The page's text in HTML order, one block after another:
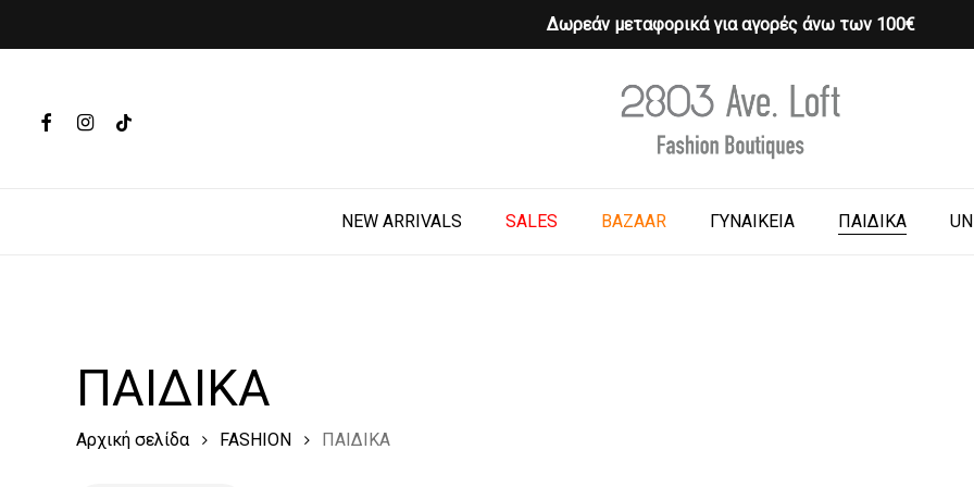
Δωρεάν μεταφορικά για αγορές άνω των 100€
Hit enter to search or ESC to close
FACEBOOKINSTAGRAM
TIKTOK
NEW ARRIVALS SALES BAZAAR ΓΥΝΑΙΚΕΙΑ ΠΑΙΔΙΚΑ
Cart
ΠΑΙΔΙΚΑ
Αρχική σελίδα FASHION ΠΑΙΔΙΚΑ